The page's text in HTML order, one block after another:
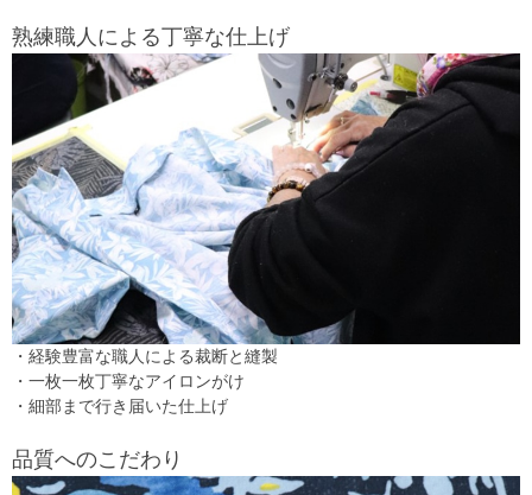
熟練職人による丁寧な仕上げ
・経験豊富な職人による裁断と縫製
・一枚一枚丁寧なアイロンがけ
・細部まで行き届いた仕上げ
品質へのこだわり